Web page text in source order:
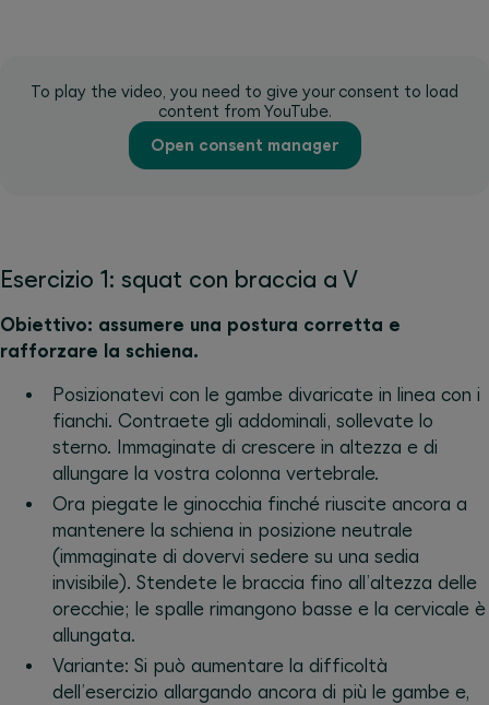
To play the video, you need to give your consent to load
content from YouTube.
Open consent manager
Esercizio 1: squat con braccia a V
Obiettivo: assumere una postura corretta e
rafforzare la schiena.
Posizionatevi con le gambe divaricate in linea con i
fianchi. Contraete gli addominali, sollevate lo
sterno. Immaginate di crescere in altezza e di
allungare la vostra colonna vertebrale.
Ora piegate le ginocchia finché riuscite ancora a
mantenere la schiena in posizione neutrale
(immaginate di dovervi sedere su una sedia
invisibile). Stendete le braccia fino all’altezza delle
orecchie; le spalle rimangono basse e la cervicale è
allungata.
Variante: Si può aumentare la difficoltà
dell’esercizio allargando ancora di più le gambe e,